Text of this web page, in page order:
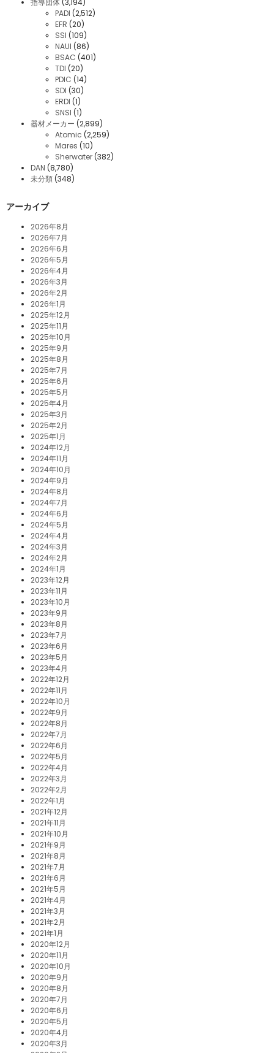
指導団体 (3,194)
PADI (2,512)
EFR (20)
SSI (109)
NAUI (86)
BSAC (401)
TDI (20)
PDIC (14)
SDI (30)
ERDI (1)
SNSI (1)
器材メーカー (2,899)
Atomic (2,259)
Mares (10)
Sherwater (382)
DAN (8,780)
未分類 (348)
アーカイブ
2026年8月
2026年7月
2026年6月
2026年5月
2026年4月
2026年3月
2026年2月
2026年1月
2025年12月
2025年11月
2025年10月
2025年9月
2025年8月
2025年7月
2025年6月
2025年5月
2025年4月
2025年3月
2025年2月
2025年1月
2024年12月
2024年11月
2024年10月
2024年9月
2024年8月
2024年7月
2024年6月
2024年5月
2024年4月
2024年3月
2024年2月
2024年1月
2023年12月
2023年11月
2023年10月
2023年9月
2023年8月
2023年7月
2023年6月
2023年5月
2023年4月
2022年12月
2022年11月
2022年10月
2022年9月
2022年8月
2022年7月
2022年6月
2022年5月
2022年4月
2022年3月
2022年2月
2022年1月
2021年12月
2021年11月
2021年10月
2021年9月
2021年8月
2021年7月
2021年6月
2021年5月
2021年4月
2021年3月
2021年2月
2021年1月
2020年12月
2020年11月
2020年10月
2020年9月
2020年8月
2020年7月
2020年6月
2020年5月
2020年4月
2020年3月